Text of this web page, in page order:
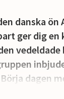
danska
ger dig en
dagen
att